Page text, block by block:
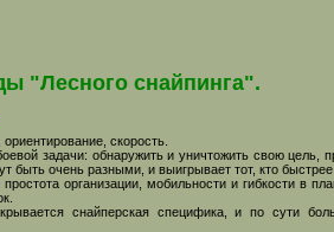
"Лесного снайпинга".
скорость.
задачи: обнаружить и уничтожить свою цель,
быть очень разными, и выигрывает тот, кто быстрее
организации, мобильности и гибкости в
снайперская специфика, и по сути